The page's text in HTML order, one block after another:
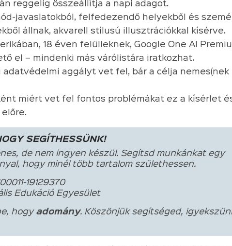
reggelig összeállítja a napi adagot.
javaslatokból, felfedezendő helyekből és
állnak, akvarell stílusú illusztrációkkal kísérve.
18 éven felülieknek, Google One AI
el – mindenki más várólistára iratkozhat.
aggályt vet fel, bár a célja nemes(nek
miért vet fel fontos problémákat ez a kísérlet
SEGÍTHESSÜNK!
de nem ingyen készül. Segítsd munkánkat egy
hogy minél több tartalom születhessen.
19129370
Edukáció Egyesület
hogy adomány. Köszönjük segítséged,